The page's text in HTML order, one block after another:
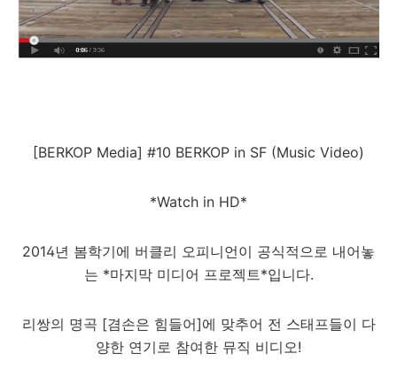
[BERKOP Media] #10 BERKOP in SF (Music Video)
*Watch in HD*
2014년 봄학기에 버클리 오피니언이 공식적으로 내어놓
는 *마지막 미디어 프로젝트*입니다.
리쌍의 명곡 [겸손은 힘들어]에 맞추어 전 스태프들이 다
양한 연기로 참여한 뮤직 비디오!